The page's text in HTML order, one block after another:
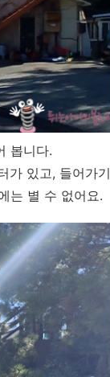
봅니다.
가 있고, 들어가기
는 별 수 없어요.